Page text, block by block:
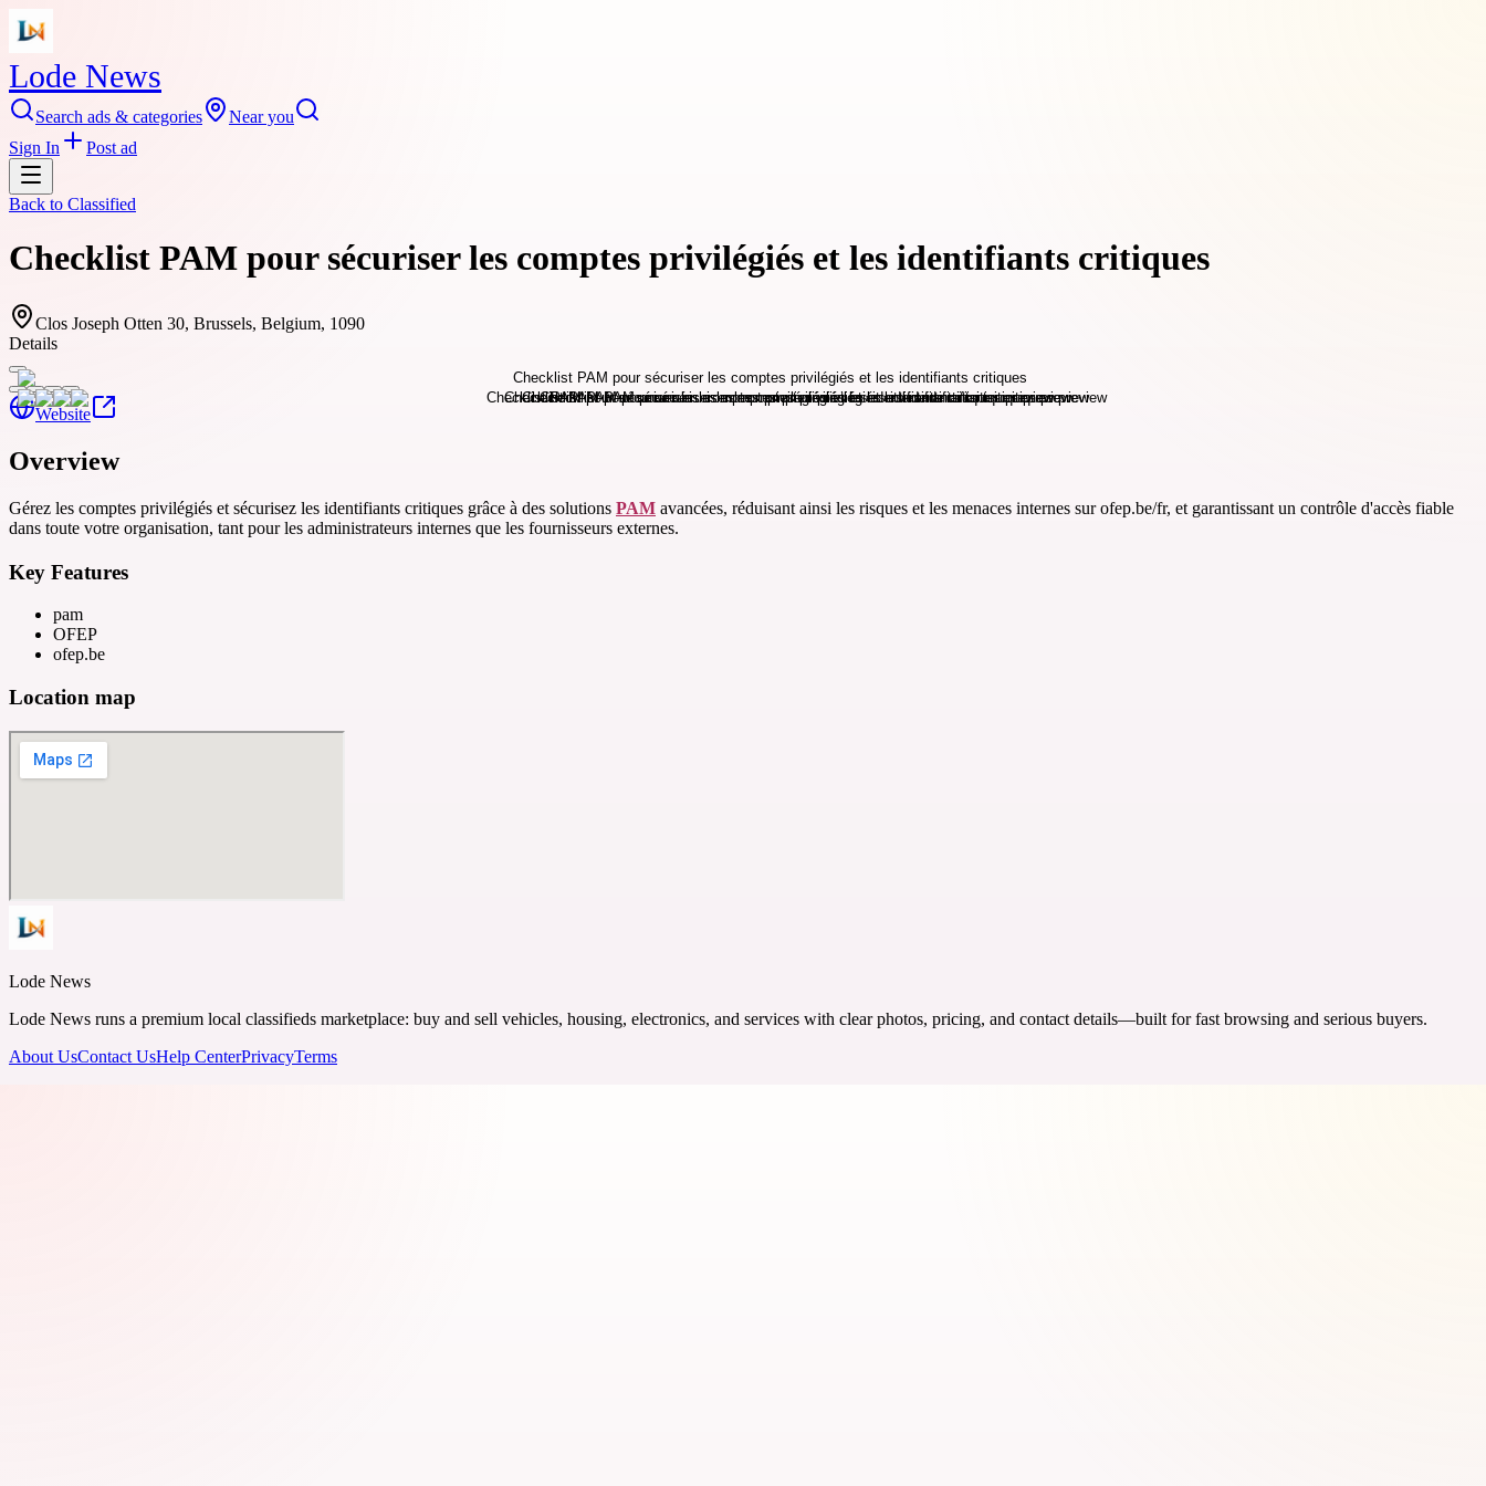
Lode News
Search ads & categories
Near you
Sign In
Post ad
Back to Classified
Checklist PAM pour sécuriser les comptes privilégiés et les identifiants critiques
Clos Joseph Otten 30, Brussels, Belgium, 1090
Details
Website
Overview
Gérez les comptes privilégiés et sécurisez les identifiants critiques grâce à des solutions PAM avancées, réduisant ainsi les risques et les menaces internes sur ofep.be/fr, et garantissant un contrôle d'accès fiable
dans toute votre organisation, tant pour les administrateurs internes que les fournisseurs externes.
Key Features
pam
OFEP
ofep.be
Location map
Lode News
Lode News runs a premium local classifieds marketplace: buy and sell vehicles, housing, electronics, and services with clear photos, pricing, and contact details—built for fast browsing and serious buyers.
About UsContact UsHelp CenterPrivacyTerms